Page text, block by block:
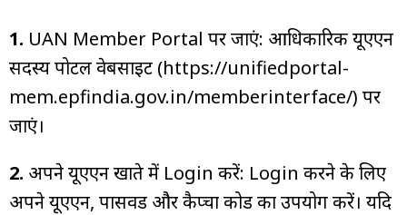
1. UAN Member Portal पर जाएं: आधिकारिक यूएएन
सदस्य पोर्टल वेबसाइट (https://unifiedportal-
mem.epfindia.gov.in/memberinterface/) पर
जाएं।
2. अपने यूएएन खाते में Login करें: Login करने के लिए
अपने यूएएन, पासवर्ड और कैप्चा कोड का उपयोग करें। यदि